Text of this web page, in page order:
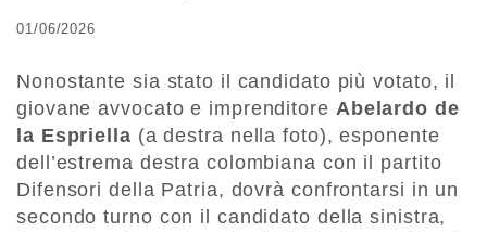
01/06/2026
Nonostante sia stato il candidato più votato, il
giovane avvocato e imprenditore Abelardo de
la Espriella (a destra nella foto), esponente
dell’estrema destra colombiana con il partito
Difensori della Patria, dovrà confrontarsi in un
secondo turno con il candidato della sinistra,